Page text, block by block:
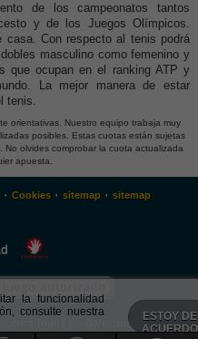
de los campeonatos tantos
y de los Juegos Olímpicos.
Con respecto al tenis podrá
masculino como femenino y
que ocupan en el ranking ATP y
La mejor manera de estar
tenis.
orientativas. Nuestro equipo trabaja muy
posibles. Estas cuotas están sujetas
olvides comprobar la cuota actualizada
apuesta.
· Cookies· sitemap· sitemap
Todos los derechos reservados
la funcionalidad
consulte nuestra
ESTOY DE
ACUERDO